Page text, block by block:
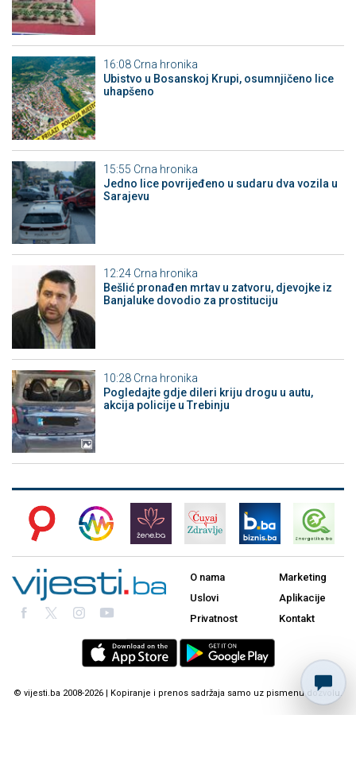
16:08 Crna hronika
Ubistvo u Bosanskoj Krupi, osumnjičeno lice
uhapšeno
15:55 Crna hronika
Јedno lice povrijeđeno u sudaru dva vozila u
Sarajevu
12:24 Crna hronika
Bešlić pronađen mrtav u zatvoru, djevojke iz
Banjaluke dovodio za prostituciju
10:28 Crna hronika
Pogledajte gdje dileri kriju drogu u autu,
akcija policije u Trebinju
O nama
Uslovi
Privatnost
Marketing
Aplikacije
Kontakt
© vijesti.ba 2008-2026 | Kopiranje i prenos sadržaja samo uz pismenu dozvolu.